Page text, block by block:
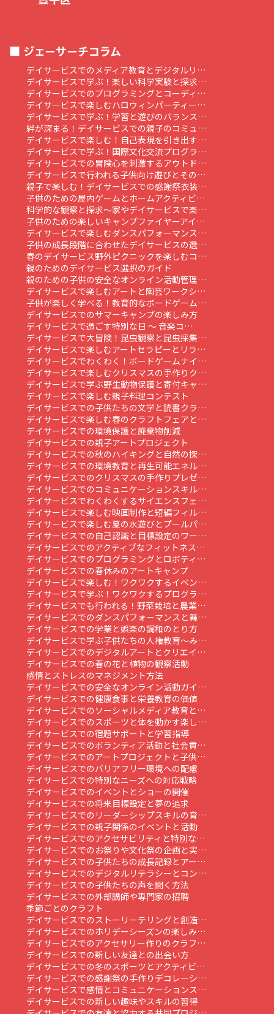
ジェーサーチコラム
デイサービスでのメディア教育とデジタルリ…
デイサービスで学ぶ！楽しい科学実験と探求…
デイサービスでのプログラミングとコーディ…
デイサービスで楽しむハロウィンパーティー…
デイサービスで学ぶ！学習と遊びのバランス…
絆が深まる！デイサービスでの親子のコミュ…
デイサービスで楽しむ！自己表現を引き出す…
デイサービスで学ぶ！国際文化交流プログラ…
デイサービスでの冒険心を刺激するアウトド…
デイサービスで行われる子供向け遊びとその…
親子で楽しむ！デイサービスでの感謝祭衣装…
子供のための屋内ゲームとホームアクティビ…
科学的な観察と探求～家やデイサービスで楽…
子供のための楽しいキャンプファイヤーアイ…
デイサービスで楽しむダンスパフォーマンス…
子供の成長段階に合わせたデイサービスの選…
春のデイサービス野外ピクニックを楽しむコ…
親のためのデイサービス選択のガイド
親のための子供の安全なオンライン活動管理…
デイサービスで楽しむアートと陶芸ワークシ…
子供が楽しく学べる！教育的なボードゲーム…
デイサービスでのサマーキャンプの楽しみ方
デイサービスで過ごす特別な日 ～ 音楽コ…
デイサービスで大冒険！昆虫観察と昆虫採集…
デイサービスで楽しむアートセラピーとリラ…
デイサービスでわくわく！ボードゲームナイ…
デイサービスで楽しむクリスマスの手作りク…
デイサービスで学ぶ野生動物保護と寄付キャ…
デイサービスで楽しむ親子料理コンテスト
デイサービスでの子供たちの文学と読書クラ…
デイサービスで楽しむ春のクラフトフェアと…
デイサービスでの環境保護と廃棄物削減
デイサービスでの親子アートプロジェクト
デイサービスでの秋のハイキングと自然の探…
デイサービスでの環境教育と再生可能エネル…
デイサービスでのクリスマスの手作りプレゼ…
デイサービスでのコミュニケーションスキル…
デイサービスでわくわくするサイエンスフェ…
デイサービスで楽しむ映画制作と短編フィル…
デイサービスで楽しむ夏の水遊びとプールパ…
デイサービスでの自己認識と目標設定のワー…
デイサービスでのアクティブなフィットネス…
デイサービスでのプログラミングとロボティ…
デイサービスでの春休みのアートキャンプ
デイサービスで楽しむ！ワクワクするイベン…
デイサービスで学ぶ！ワクワクするプログラ…
デイサービスでも行われる！野菜栽培と農業…
デイサービスでのダンスパフォーマンスと舞…
デイサービスでの学業と娯楽の調和のとり方
デイサービスで学ぶ子供たちの人権教育～み…
デイサービスでのデジタルアートとクリエイ…
デイサービスでの春の花と植物の観察活動
感情とストレスのマネジメント方法
デイサービスでの安全なオンライン活動ガイ…
デイサービスでの健康食事と栄養教育の価値
デイサービスでのソーシャルメディア教育と…
デイサービスでのスポーツと体を動かす楽し…
デイサービスでの宿題サポートと学習指導
デイサービスでのボランティア活動と社会貢…
デイサービスでのアートプロジェクトと子供…
デイサービスでのバリアフリー環境への配慮
デイサービスでの特別なニーズへの対応戦略
デイサービスでのイベントとショーの開催
デイサービスでの将来目標設定と夢の追求
デイサービスでのリーダーシップスキルの育…
デイサービスでの親子関係のイベントと活動
デイサービスでのアクセサビリティと特別な…
デイサービスでのお祭りや文化祭の企画と実…
デイサービスでの子供たちの成長記録とアー…
デイサービスでのデジタルリテラシーとコン…
デイサービスでの子供たちの声を聞く方法
デイサービスでの外部講師や専門家の招聘
季節ごとのクラフト
デイサービスでのストーリーテリングと創造…
デイサービスでのホリデーシーズンの楽しみ…
デイサービスでのアクセサリー作りのクラフ…
デイサービスでの新しい友達との出会い方
デイサービスでの冬のスポーツとアクティビ…
デイサービスでの感謝祭の手作りデコレーシ…
デイサービスで感情とコミュニケーションス…
デイサービスでの新しい趣味やスキルの習得